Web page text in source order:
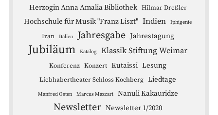
Herzogin Anna Amalia Bibliothek Hilmar Dreßler
Hochschule für Musik "Franz Liszt" Indien Iphigenie
Iran Italien Jahresgabe Jahrestagung
Jubiläum Katalog Klassik Stiftung Weimar
Konferenz Konzert Kutaissi Lesung
Liebhabertheater Schloss Kochberg Liedtage
Manfred Osten Marcus Mazzari Nanuli Kakauridze
Newsletter Newsletter 1/2020